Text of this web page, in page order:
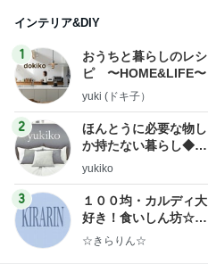
インテリア&DIY
1
おうちと暮らしのレシ
ピ 〜HOME&LIFE〜
yuki (ドキ子）
2
ほんとうに必要な物し
か持たない暮らし◆Ke
ep Life Simple◆〜イ
ンテリアのきろく〜
yukiko
3
１００均・カルディ大
好き！食いしん坊☆き
らりん☆のブログ
☆きらりん☆